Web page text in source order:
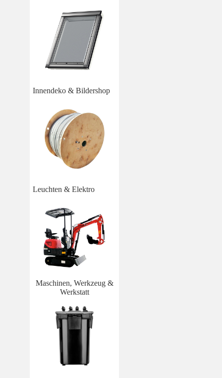
Innendeko & Bildershop
Leuchten & Elektro
Maschinen, Werkzeug &
Werkstatt